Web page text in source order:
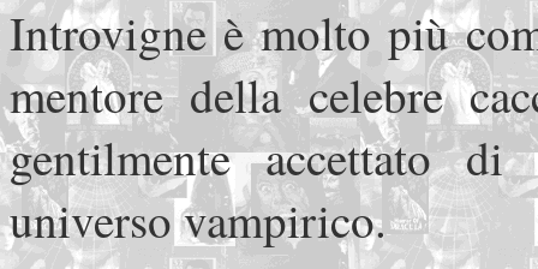
Introvigne è molto più
mentore della celebre
gentilmente accettato
universo vampirico.